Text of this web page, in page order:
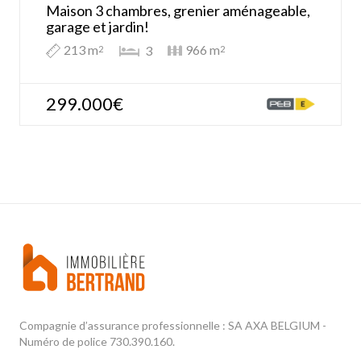
Maison 3 chambres, grenier aménageable,
garage et jardin!
213 m2 3 966 m2
299.000€
Compagnie d’assurance professionnelle : SA AXA BELGIUM -
Numéro de police 730.390.160.